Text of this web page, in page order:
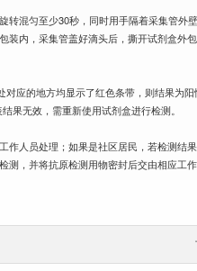
混匀至少30秒，同时用手隔着采集管外
内，采集管盖好滴头后，撕开试剂盒外
应的地方均显示了红色条带，则结果为
果无效，需重新使用试剂盒进行检测。
人员处理；如果是社区居民，若检测结
，并将抗原检测用物密封后交由相应工作